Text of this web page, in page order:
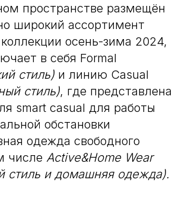
пространстве размещён
широкий ассортимент
осень-зима 2024,
в себя Formal
стиль) и линию Casual
стиль), где представлена
smart casual для работы
обстановки
одежда свободного
числе Active&Home Wear
стиль и домашняя одежда).